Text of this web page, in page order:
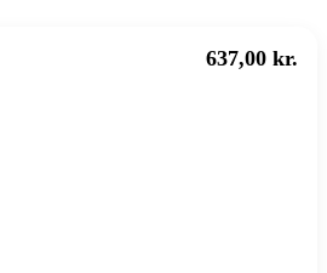
637,00 kr.